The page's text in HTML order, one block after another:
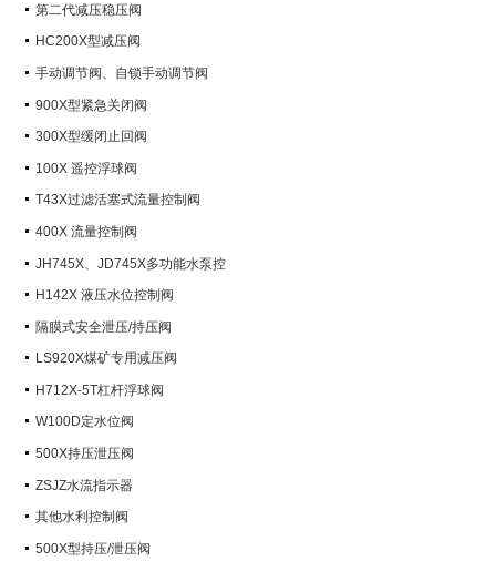
第二代减压稳压阀
HC200X型减压阀
手动调节阀、自锁手动调节阀
900X型紧急关闭阀
300X型缓闭止回阀
100X 遥控浮球阀
T43X过滤活塞式流量控制阀
400X 流量控制阀
JH745X、JD745X多功能水泵控
制阀H142X 液压水位控制阀
隔膜式安全泄压/持压阀
LS920X煤矿专用减压阀
H712X-5T杠杆浮球阀
W100D定水位阀
500X持压泄压阀
ZSJZ水流指示器
其他水利控制阀
500X型持压/泄压阀